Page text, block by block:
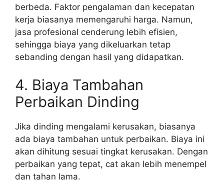
berbeda. Faktor pengalaman dan kecepatan
kerja biasanya memengaruhi harga. Namun,
jasa profesional cenderung lebih efisien,
sehingga biaya yang dikeluarkan tetap
sebanding dengan hasil yang didapatkan.
4. Biaya Tambahan
Perbaikan Dinding
Jika dinding mengalami kerusakan, biasanya
ada biaya tambahan untuk perbaikan. Biaya ini
akan dihitung sesuai tingkat kerusakan. Dengan
perbaikan yang tepat, cat akan lebih menempel
dan tahan lama.